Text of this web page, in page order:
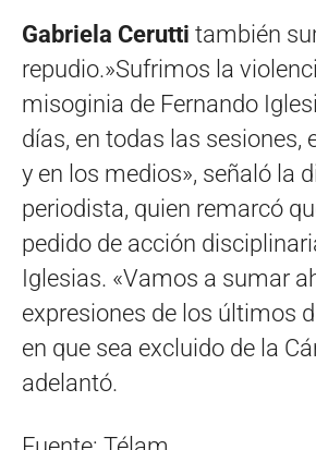
Gabriela Cerutti también
repudio.»Sufrimos la
misoginia de Fernando
días, en todas las sesiones,
y en los medios», señaló la
periodista, quien remarcó
pedido de acción
Iglesias. «Vamos a sumar
expresiones de los últimos
en que sea excluido de la
adelantó.